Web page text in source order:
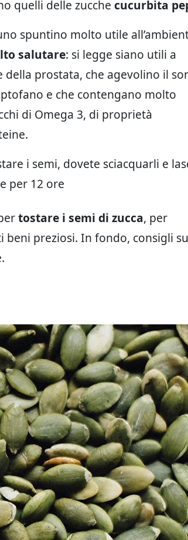
quelli delle zucche cucurbita
spuntino molto utile
salutare: si legge siano utili a
prostata, che agevolino il
e che contengano molto
di Omega 3, di proprietà
i semi, dovete sciacquarli e
per 12 ore
tostare i semi di zucca, per
preziosi. In fondo, consigli